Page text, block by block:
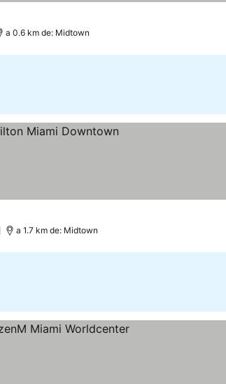
a 0.6 km de: Midtown
a 1.7 km de: Midtown